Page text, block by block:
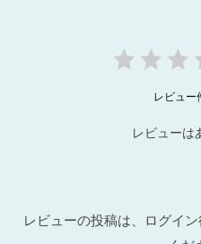
レビュー
レビューは
レビューの投稿は、ログイン